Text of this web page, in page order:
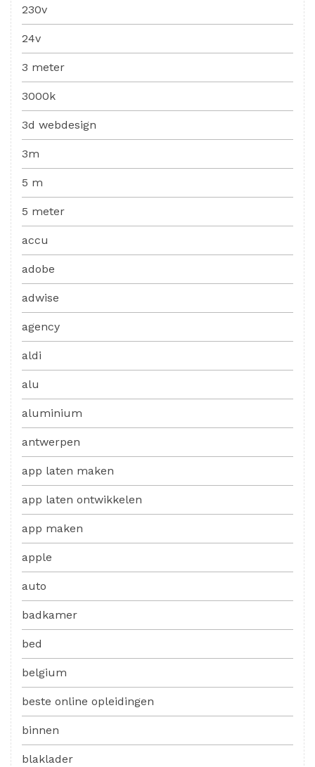
230v
24v
3 meter
3000k
3d webdesign
3m
5 m
5 meter
accu
adobe
adwise
agency
aldi
alu
aluminium
antwerpen
app laten maken
app laten ontwikkelen
app maken
apple
auto
badkamer
bed
belgium
beste online opleidingen
binnen
blaklader